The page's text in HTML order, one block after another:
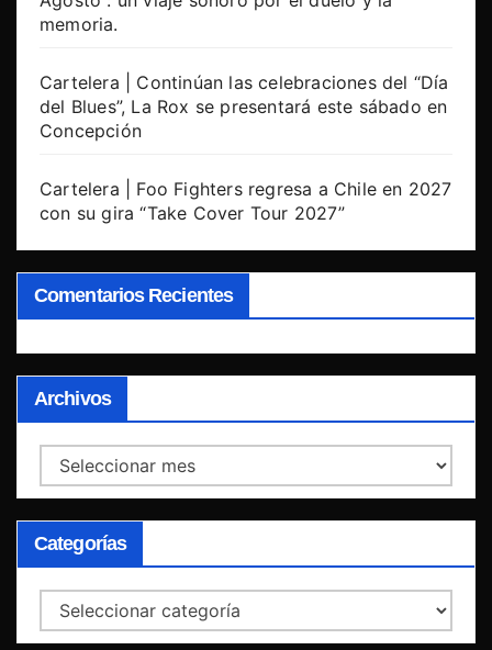
memoria.
Cartelera | Continúan las celebraciones del “Día
del Blues”, La Rox se presentará este sábado en
Concepción
Cartelera | Foo Fighters regresa a Chile en 2027
con su gira “Take Cover Tour 2027”
Comentarios Recientes
Archivos
Archivos
Categorías
Categorías